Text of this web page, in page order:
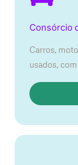
Consórcio
Carros,
usados,